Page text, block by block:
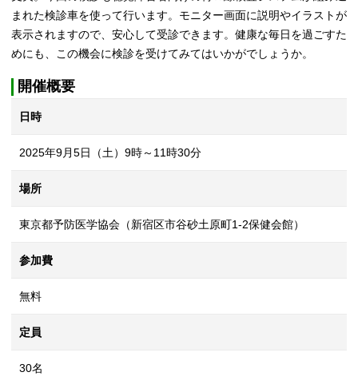
まれた検診車を使って行います。モニター画面に説明やイラストが
表示されますので、安心して受診できます。健康な毎日を過ごすた
めにも、この機会に検診を受けてみてはいかがでしょうか。
開催概要
日時
2025年9月5日（土）9時～11時30分
場所
東京都予防医学協会（新宿区市谷砂土原町1-2保健会館）
参加費
無料
定員
30名